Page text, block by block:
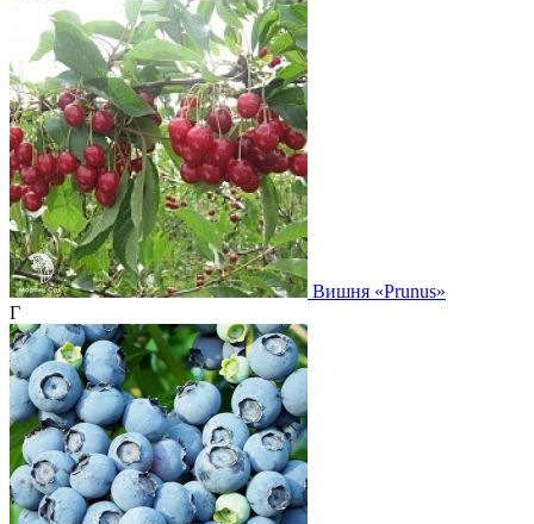
Вишня «Prunus»
Г